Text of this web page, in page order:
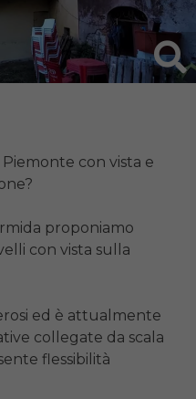
Piemonte con vista e
proponiamo
con vista sulla
ed è attualmente
collegate da scala
flessibilità